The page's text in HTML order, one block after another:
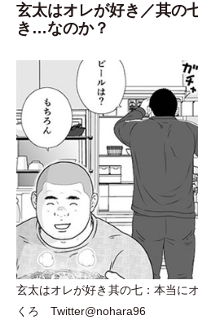
玄太はオレが好き／其の
き…なのか？
玄太はオレが好き其の七：本当に
くろ Twitter@nohara96